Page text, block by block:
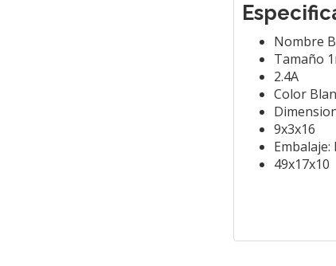
Nombre
Tamaño
2.4A
Color
9x3x16
Embalaje:
49x17x10